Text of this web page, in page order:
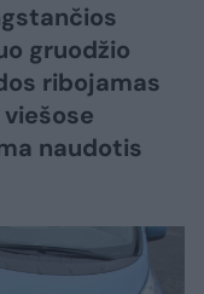
gruodžio
ribojamas
naudotis